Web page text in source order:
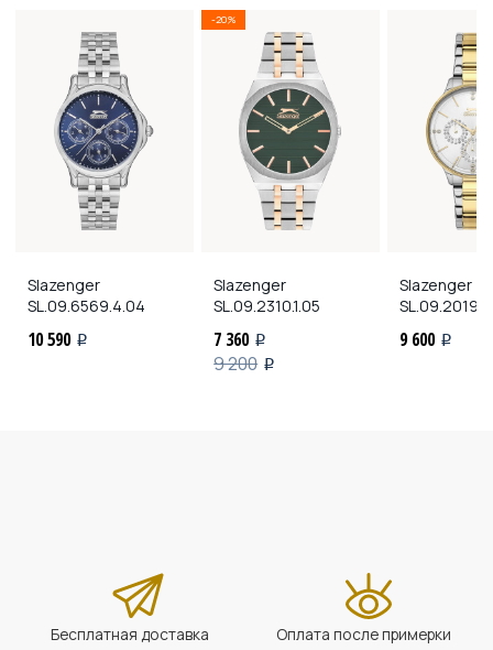
Slazenger
SL.09.6569.4.04
10 590 i
-20%
Slazenger
SL.09.2310.1.05
7 360 i
9 200 i
Slazenger
9 600 i
Бесплатная доставка Оплата после примерки